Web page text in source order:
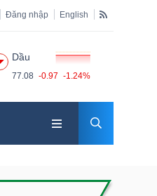
Đăng nhập English
Dầu
77.08 -0.97 -1.24%